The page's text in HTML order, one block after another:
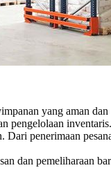
yang aman
pengelolaan inventaris.
Dari penerimaan
dan pemeliharaan